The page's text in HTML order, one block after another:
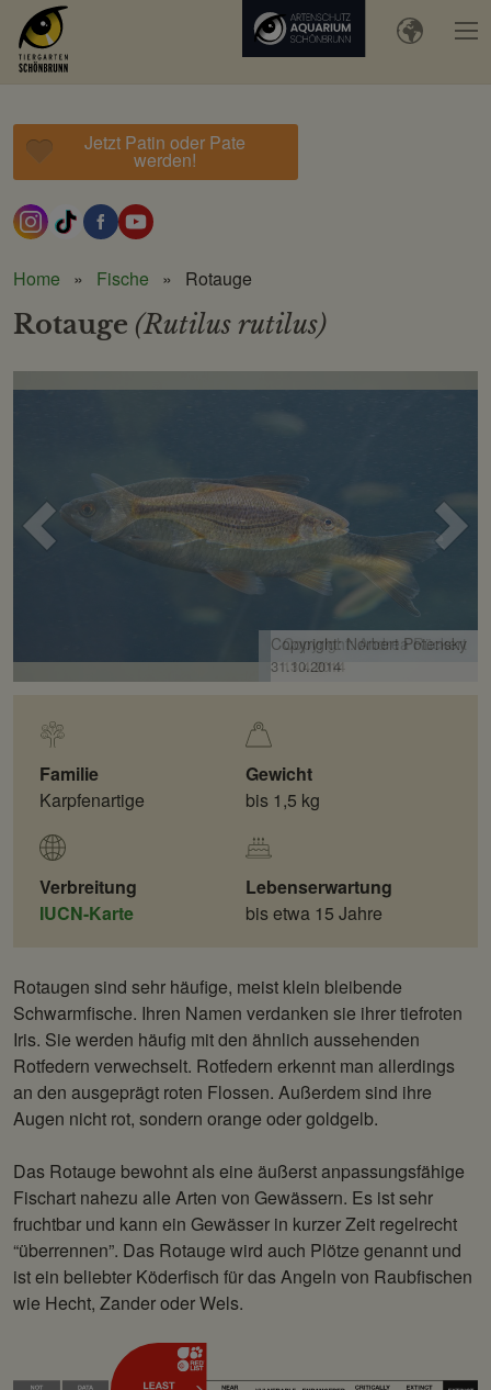
Jetzt Patin oder Pate
werden!
Home Fische Rotauge
Rotauge (Rutilus rutilus)
Voriges
Bild Bild
Copyright: Andrea Rückert
13.4.2014
Familie
Karpfenartige
Gewicht
bis 1,5 kg
Verbreitung
IUCN-Karte
Lebenserwartung
bis etwa 15 Jahre
Rotaugen sind sehr häufige, meist klein bleibende
Schwarmfische. Ihren Namen verdanken sie ihrer tiefroten
Iris. Sie werden häufig mit den ähnlich aussehenden
Rotfedern verwechselt. Rotfedern erkennt man allerdings
an den ausgeprägt roten Flossen. Außerdem sind ihre
Augen nicht rot, sondern orange oder goldgelb.
Das Rotauge bewohnt als eine äußerst anpassungsfähige
Fischart nahezu alle Arten von Gewässern. Es ist sehr
fruchtbar und kann ein Gewässer in kurzer Zeit regelrecht
“überrennen”. Das Rotauge wird auch Plötze genannt und
ist ein beliebter Köderfisch für das Angeln von Raubfischen
wie Hecht, Zander oder Wels.